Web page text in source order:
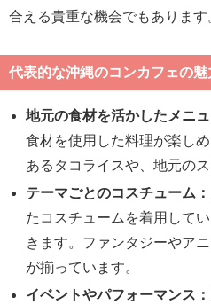
合える貴重な機会でもあります
代表的な沖縄のコンカフェの魅
地元の食材を活かしたメニ
食材を使用した料理が楽し
あるタコライスや、地元の
テーマごとのコスチューム：
たコスチュームを着用して
きます。ファンタジーやア
が揃っています。
イベントやパフォーマンス：